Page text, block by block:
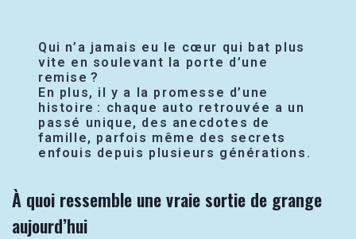
Qui n’a jamais eu le cœur qui bat plus
vite en soulevant la porte d’une
remise ?
En plus, il y a la promesse d’une
histoire : chaque auto retrouvée a un
passé unique, des anecdotes de
famille, parfois même des secrets
enfouis depuis plusieurs générations.
À quoi ressemble une vraie sortie de grange
aujourd’hui